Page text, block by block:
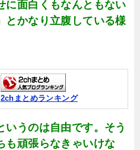
に面白くもなんともない
とかなり立腹している様
2chまとめランキング
いうのは自由です。そう
も頑張らなきゃいけな